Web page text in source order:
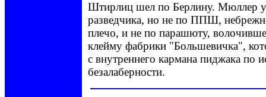
Штирлиц шел по Берлину. Мюллер
разведчика, но не по ППШ,
плечо, и не по парашюту,
клейму фабрики "Большевичка",
с внутреннего кармана пиджака по
безалаберности.